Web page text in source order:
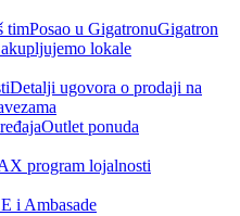
timPosao u GigatronuGigatron
lokale
Detalji ugovora o prodaji na
Outlet ponuda
program lojalnosti
i Ambasade